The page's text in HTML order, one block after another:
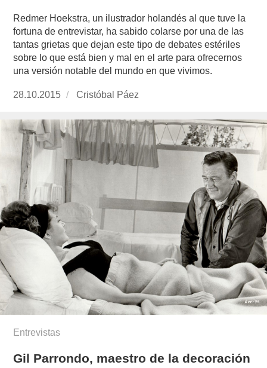
Redmer Hoekstra, un ilustrador holandés al que tuve la
fortuna de entrevistar, ha sabido colarse por una de las
tantas grietas que dejan este tipo de debates estériles
sobre lo que está bien y mal en el arte para ofrecernos
una versión notable del mundo en que vivimos.
Publicado
28.10.2015
https://www.experimenta.es/author/cristobal-
Cristóbal Páez
Entrevistas
Gil Parrondo, maestro de la decoración